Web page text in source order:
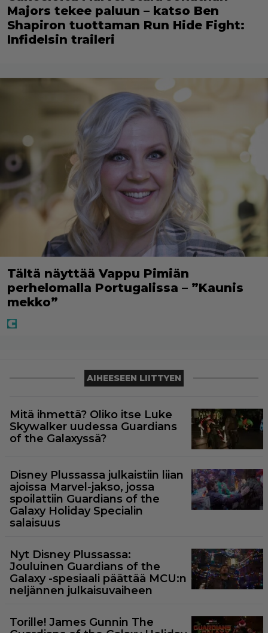
Majors tekee paluun – katso Ben
Shapiron tuottaman Run Hide Fight:
Infidelsin traileri
Tältä näyttää Vappu Pimiän
perhelomalla Portugalissa – ”Kaunis
mekko”
AIHEESEEN LIITTYEN
Mitä ihmettä? Oliko itse Luke
Skywalker uudessa Guardians
of the Galaxyssä?
Disney Plussassa julkaistiin liian
ajoissa Marvel-jakso, jossa
spoilattiin Guardians of the
Galaxy Holiday Specialin
salaisuus
Nyt Disney Plussassa:
Jouluinen Guardians of the
Galaxy -spesiaali päättää MCU:n
neljännen julkaisuvaiheen
Torille! James Gunnin The